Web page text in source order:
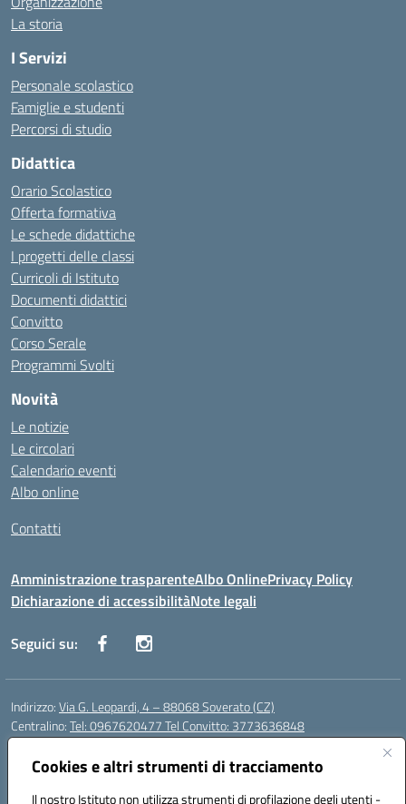
Cookies e altri strumenti di tracciamento
Il nostro Istituto non utilizza strumenti di profilazione degli utenti -
La storia
I Servizi
Personale scolastico
Famiglie e studenti
Percorsi di studio
Didattica
Orario Scolastico
Offerta formativa
Le schede didattiche
I progetti delle classi
Curricoli di Istituto
Documenti didattici
Convitto
Corso Serale
Programmi Svolti
Novità
Le notizie
Le circolari
Calendario eventi
Albo online
Contatti
Amministrazione trasparenteAlbo OnlinePrivacy Policy
Dichiarazione di accessibilitàNote legali
Seguici su:
Indirizzo:Via G. Leopardi, 4 – 88068 Soverato (CZ)
Centralino:Tel: 0967620477 Tel Convitto: 3773636848
Email:
Posta elettronica certificata (PEC):czrh04000q@pec.istruzione.it
Codice fiscale: 84000690796